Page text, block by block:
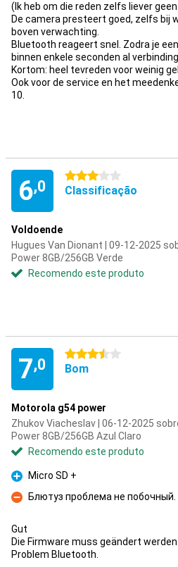
(Ik heb om die reden zelfs liever
De camera presteert goed, zelfs bij
boven verwachting.
Bluetooth reageert snel. Zodra je
binnen enkele seconden al verbinding.
Kortom: heel tevreden voor weinig
Ook voor de service en het
10.
6,0
3 estrelas
Classificação
Voldoende
Hugues Van Dionant | 09-12-2025
Power 8GB/256GB Verde
Recomendo este produto
7,0
3.5 estrelas
Bom
Motorola g54 power
Zhukov Viacheslav | 06-12-2025
Power 8GB/256GB Azul Claro
Recomendo este produto
Prós
Micro SD +
Contras
Блютуз проблема не побочный.
Gut
Die Firmware muss geändert werden.
Problem Bluetooth.